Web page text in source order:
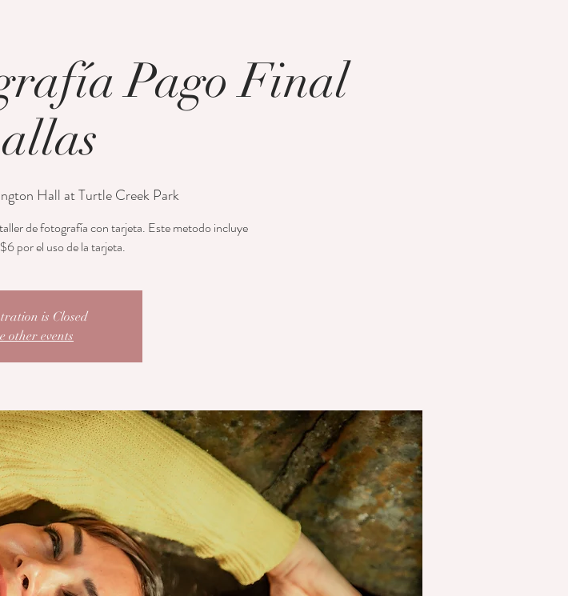
Pago Final
Hall at Turtle Creek Park
de fotografía con tarjeta. Este metodo incluye
por el uso de la tarjeta.
is Closed
other events